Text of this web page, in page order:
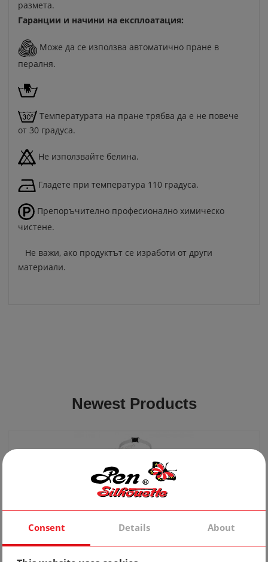
размета.
Гаранции и начини на експлоатация:
Може да се използва автоматично пране в
пералня.
Температурата на пране трябва да е не повече
от 30 градуса.
Не използвайте белина.
Гладете при температура 110 градуса.
Препоръчително професионално химическо
чистене.
Не важи, ако продуктът се изработи от други
материали.
Newest Products
Consent Details About